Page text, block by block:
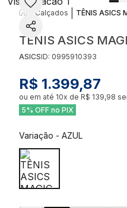
Calçados TÊNIS ASICS
TÊNIS ASICS
ASICSID: 0995910393
R$ 1.399,87
ou em até 10x de R$ 139,98
5% OFF no PIX
Variação - AZUL